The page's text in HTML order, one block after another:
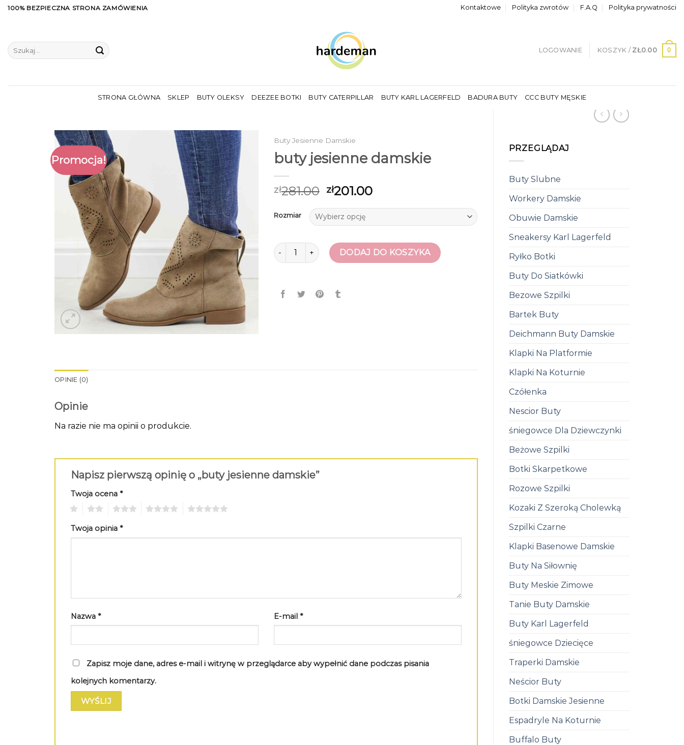
Skip100% BEZPIECZNA STRONA ZAMÓWIENIA Kontaktowe Polityka zwrotów F.A.Q Polityka prywatności
Szukaj:
LOGOWANIE KOSZYK / ZŁ0.00 0
STRONA GŁÓWNA SKLEP BUTY OLEKSY DEEZEE BOTKI BUTY CATERPILLAR BUTY KARL LAGERFELD BADURA BUTY CCC BUTY MĘSKIE
PRZEGLĄDAJ
Buty Slubne
Workery Damskie
Obuwie Damskie
Sneakersy Karl Lagerfeld
Ryłko Botki
Buty Do Siatkówki
Bezowe Szpilki
Bartek Buty
Deichmann Buty Damskie
Klapki Na Platformie
Klapki Na Koturnie
Czółenka
Nescior Buty
śniegowce Dla Dziewczynki
Beżowe Szpilki
Botki Skarpetkowe
Rozowe Szpilki
Kozaki Z Szeroką Cholewką
Szpilki Czarne
Klapki Basenowe Damskie
Buty Na Siłownię
Buty Meskie Zimowe
Tanie Buty Damskie
Buty Karl Lagerfeld
śniegowce Dziecięce
Traperki Damskie
Neścior Buty
Botki Damskie Jesienne
Espadryle Na Koturnie
Buffalo Buty
Promocja!
Buty Jesienne Damskie
buty jesienne damskie
zł281.00 zł201.00
Rozmiar
ilość buty jesienne damskieDODAJ DO KOSZYKA
OPINIE (0)
Opinie
Na razie nie ma opinii o produkcie.
Napisz pierwszą opinię o „buty jesienne damskie”
Twoja ocena *
Twoja opinia *
Nazwa * E-mail *
Zapisz moje dane, adres e-mail i witrynę w przeglądarce aby wypełnić dane podczas pisania
kolejnych komentarzy.